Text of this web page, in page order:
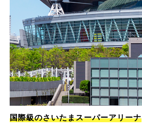
国際級のさいたまスーパーアリーナ